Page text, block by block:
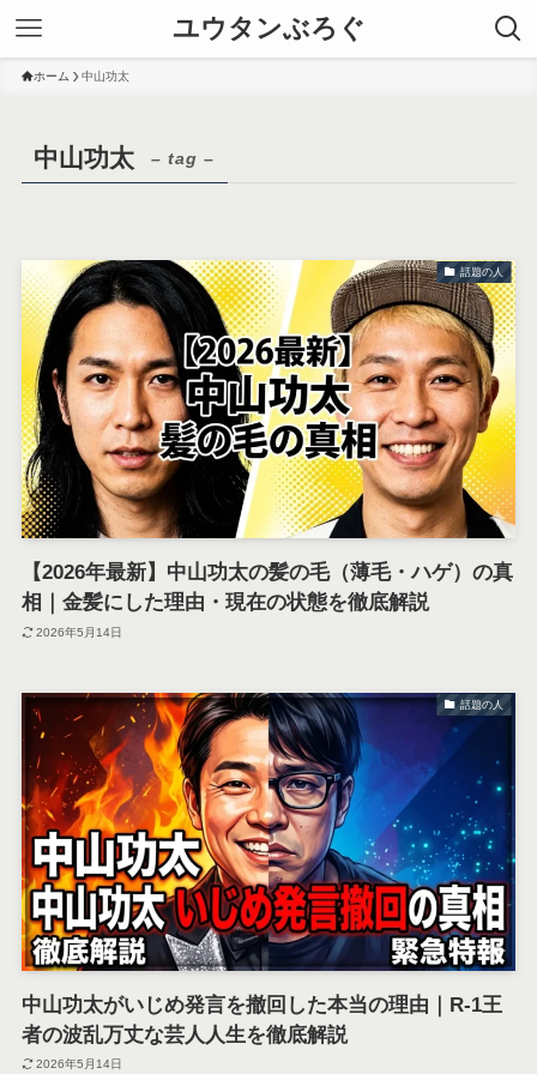
ユウタンぶろぐ
ホーム 中山功太
中山功太 – tag –
話題の人
【2026年最新】中山功太の髪の毛（薄毛・ハゲ）の真
相｜金髪にした理由・現在の状態を徹底解説
2026年5月14日
話題の人
中山功太がいじめ発言を撤回した本当の理由｜R-1王
者の波乱万丈な芸人人生を徹底解説
2026年5月14日